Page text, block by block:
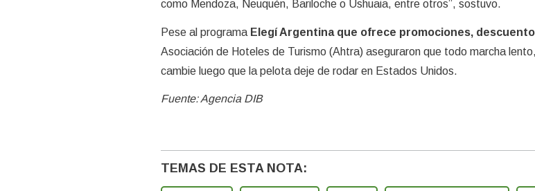
como Mendoza, Neuquén, Bariloche o Ushuaia, entre otros”, sostuvo.
Pese al programa Elegí Argentina que ofrece promociones,
Asociación de Hoteles de Turismo (Ahtra) aseguraron que todo marcha
cambie luego que la pelota deje de rodar en Estados Unidos.
Fuente: Agencia DIB
TEMAS DE ESTA NOTA: